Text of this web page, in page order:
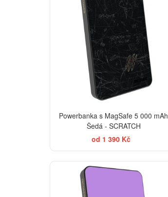
Powerbanka s MagSafe 5 000 mAh
Šedá - SCRATCH
od 1 390 Kč